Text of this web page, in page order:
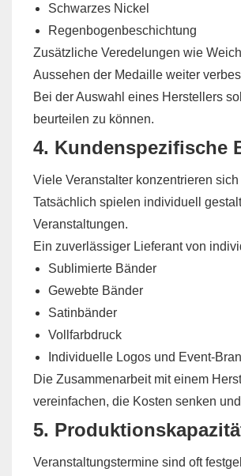
Schwarzes Nickel
Regenbogenbeschichtung
Zusätzliche Veredelungen wie
Aussehen der Medaille weiter
Bei der Auswahl eines Herstellers
beurteilen zu können.
4. Kundenspezifische
Viele Veranstalter konzentrieren
Tatsächlich spielen individuell
Veranstaltungen.
Ein zuverlässiger Lieferant von
Sublimierte Bänder
Gewebte Bänder
Satinbänder
Vollfarbdruck
Individuelle Logos und Event-
Die Zusammenarbeit mit einem
vereinfachen, die Kosten senken
5.
Veranstaltungstermine sind oft